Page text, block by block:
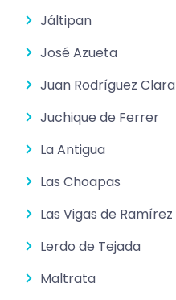
Jáltipan
José Azueta
Juan Rodríguez Clara
Juchique de Ferrer
La Antigua
Las Choapas
Las Vigas de Ramírez
Lerdo de Tejada
Maltrata